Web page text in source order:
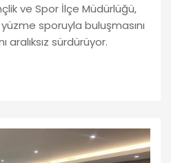
ve Spor İlçe Müdürlüğü,
sporuyla buluşmasını
aralıksız sürdürüyor.